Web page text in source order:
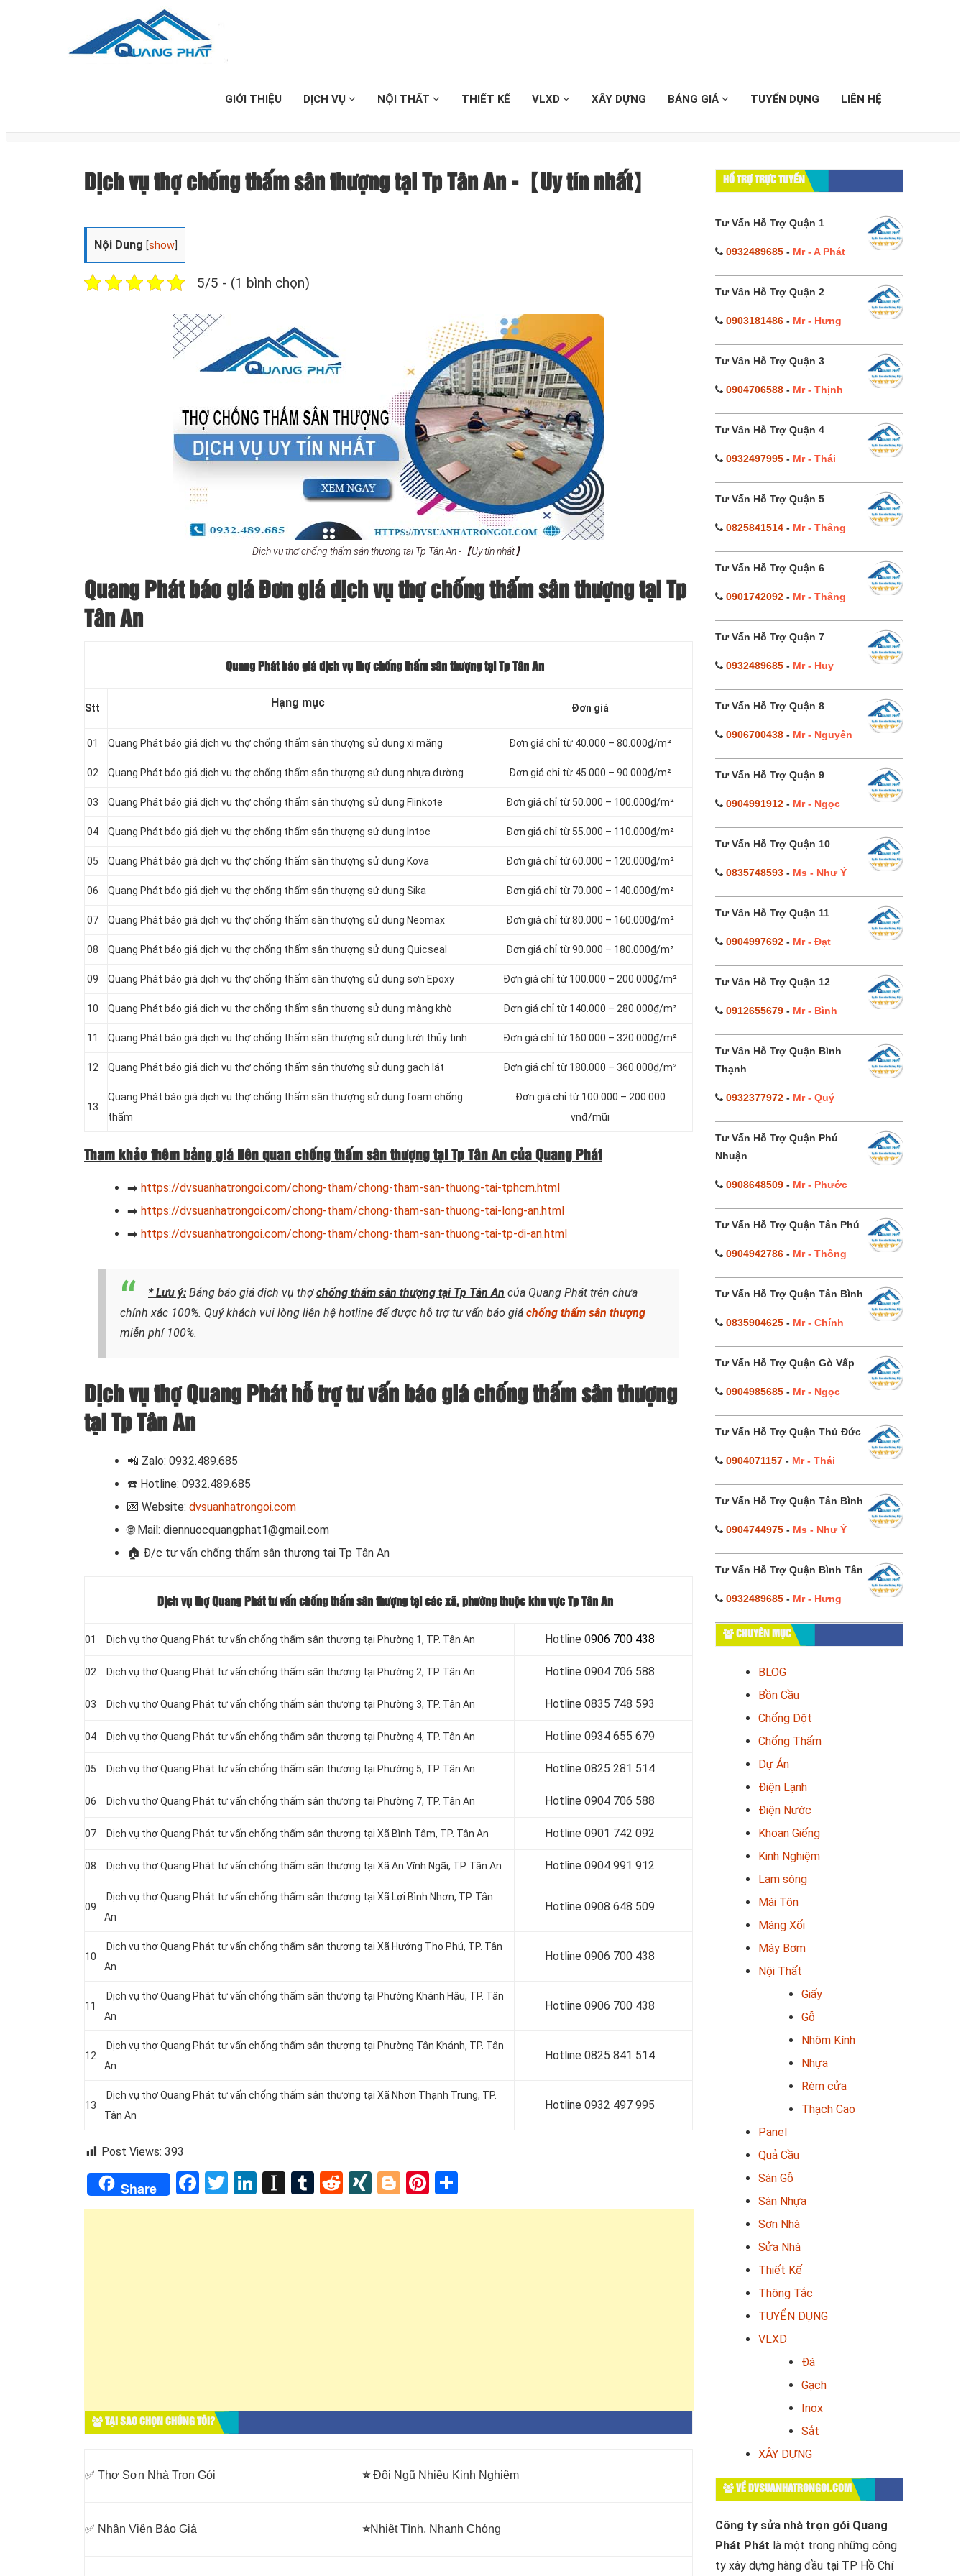
GIỚI THIỆU DỊCH VỤ NỘI THẤT THIẾT KẾ VLXD XÂY DỰNG BẢNG GIÁ TUYỂN DỤNG LIÊN HỆ
Dịch vụ thợ chống thấm sân thượng tại Tp Tân An -【Uy tín nhất】
Nội Dung [show
5/5 - (1 bình chọn)
Dịch vụ thợ chống thấm sân thượng tại Tp Tân An -【Uy tín nhất】
Quang Phát báo giá Đơn giá dịch vụ thợ chống thấm sân thượng tại Tp
Tân An
Quang Phát báo giá dịch vụ thợ chống thấm sân thượng tại Tp Tân An
Stt Hạng mục Đơn giá
01 Quang Phát báo giá dịch vụ thợ chống thấm sân thượng sử dụng xi măng Đơn giá chỉ từ 40.000 – 80.000₫/m²
02 Quang Phát báo giá dịch vụ thợ chống thấm sân thượng sử dụng nhựa đường Đơn giá chỉ từ 45.000 – 90.000₫/m²
03 Quang Phát báo giá dịch vụ thợ chống thấm sân thượng sử dụng Flinkote Đơn giá chỉ từ 50.000 – 100.000₫/m²
04 Quang Phát báo giá dịch vụ thợ chống thấm sân thượng sử dụng Intoc Đơn giá chỉ từ 55.000 – 110.000₫/m²
05 Quang Phát báo giá dịch vụ thợ chống thấm sân thượng sử dụng Kova Đơn giá chỉ từ 60.000 – 120.000₫/m²
06 Quang Phát báo giá dịch vụ thợ chống thấm sân thượng sử dụng Sika Đơn giá chỉ từ 70.000 – 140.000₫/m²
07 Quang Phát báo giá dịch vụ thợ chống thấm sân thượng sử dụng Neomax Đơn giá chỉ từ 80.000 – 160.000₫/m²
08 Quang Phát báo giá dịch vụ thợ chống thấm sân thượng sử dụng Quicseal Đơn giá chỉ từ 90.000 – 180.000₫/m²
09 Quang Phát báo giá dịch vụ thợ chống thấm sân thượng sử dụng sơn Epoxy Đơn giá chỉ từ 100.000 – 200.000₫/m²
10 Quang Phát báo giá dịch vụ thợ chống thấm sân thượng sử dụng màng khò Đơn giá chỉ từ 140.000 – 280.000₫/m²
11 Quang Phát báo giá dịch vụ thợ chống thấm sân thượng sử dụng lưới thủy tinh Đơn giá chỉ từ 160.000 – 320.000₫/m²
12 Quang Phát báo giá dịch vụ thợ chống thấm sân thượng sử dụng gạch lát Đơn giá chỉ từ 180.000 – 360.000₫/m²
13
Quang Phát báo giá dịch vụ thợ chống thấm sân thượng sử dụng foam chống
thấm
Đơn giá chỉ từ 100.000 – 200.000
vnđ/mũi
Tham khảo thêm bảng giá liên quan chống thấm sân thượng tại Tp Tân An của Quang Phát
➡️ https://dvsuanhatrongoi.com/chong-tham/chong-tham-san-thuong-tai-tphcm.html
➡️ https://dvsuanhatrongoi.com/chong-tham/chong-tham-san-thuong-tai-long-an.html
➡️ https://dvsuanhatrongoi.com/chong-tham/chong-tham-san-thuong-tai-tp-di-an.html
* Lưu ý: Bảng báo giá dịch vụ thợchống thấm sân thượng tại Tp Tân An của Quang Phát trên chưa
chính xác 100%. Quý khách vui lòng liên hệ hotline để được hỗ trợ tư vấn báo giá chống thấm sân thượng
miễn phí 100%.
Dịch vụ thợ Quang Phát hỗ trợ tư vấn báo giá chống thấm sân thượng
tại Tp Tân An
📲 Zalo: 0932.489.685
☎️ Hotline: 0932.489.685
💌 Website: dvsuanhatrongoi.com
🌐 Mail: diennuocquangphat1@gmail.com
🏠 Đ/c tư vấn chống thấm sân thượng tại Tp Tân An
Dịch vụ thợ Quang Phát tư vấn chống thấm sân thượng tại các xã, phường thuộc khu vực Tp Tân An
01 Dịch vụ thợ Quang Phát tư vấn chống thấm sân thượng tại Phường 1, TP. Tân An Hotline 0906 700 438
02 Dịch vụ thợ Quang Phát tư vấn chống thấm sân thượng tại Phường 2, TP. Tân An Hotline 0904 706 588
03 Dịch vụ thợ Quang Phát tư vấn chống thấm sân thượng tại Phường 3, TP. Tân An Hotline 0835 748 593
04 Dịch vụ thợ Quang Phát tư vấn chống thấm sân thượng tại Phường 4, TP. Tân An Hotline 0934 655 679
05 Dịch vụ thợ Quang Phát tư vấn chống thấm sân thượng tại Phường 5, TP. Tân An Hotline 0825 281 514
06 Dịch vụ thợ Quang Phát tư vấn chống thấm sân thượng tại Phường 7, TP. Tân An Hotline 0904 706 588
07 Dịch vụ thợ Quang Phát tư vấn chống thấm sân thượng tại Xã Bình Tâm, TP. Tân An Hotline 0901 742 092
08 Dịch vụ thợ Quang Phát tư vấn chống thấm sân thượng tại Xã An Vĩnh Ngãi, TP. Tân An Hotline 0904 991 912
09
Dịch vụ thợ Quang Phát tư vấn chống thấm sân thượng tại Xã Lợi Bình Nhơn, TP. Tân
An
Hotline 0908 648 509
10
Dịch vụ thợ Quang Phát tư vấn chống thấm sân thượng tại Xã Hướng Thọ Phú, TP. Tân
An
Hotline 0906 700 438
11
Dịch vụ thợ Quang Phát tư vấn chống thấm sân thượng tại Phường Khánh Hậu, TP. Tân
An
Hotline 0906 700 438
12
Dịch vụ thợ Quang Phát tư vấn chống thấm sân thượng tại Phường Tân Khánh, TP. Tân
An
Hotline 0825 841 514
13
Dịch vụ thợ Quang Phát tư vấn chống thấm sân thượng tại Xã Nhơn Thạnh Trung, TP.
Tân An
Hotline 0932 497 995
Post Views: 393
Share Facebook
Twitter
LinkedIn
Instapaper
Tumblr
RedditXINGBloggerPinterest
TẠI SAO CHỌN CHÚNG TÔI?
✅ Thợ Sơn Nhà Trọn Gói ⭐Đội Ngũ Nhiều Kinh Nghiệm
✅ Nhân Viên Báo Giá ⭐Nhiệt Tình, Nhanh Chóng
HỔ TRỢ TRỰC TUYẾN
Tư Vấn Hỗ Trợ Quận 1
0932489685- Mr - A Phát
Tư Vấn Hỗ Trợ Quận 2
0903181486- Mr - Hưng
Tư Vấn Hỗ Trợ Quận 3
0904706588- Mr - Thịnh
Tư Vấn Hỗ Trợ Quận 4
0932497995- Mr - Thái
Tư Vấn Hỗ Trợ Quận 5
0825841514- Mr - Thắng
Tư Vấn Hỗ Trợ Quận 6
0901742092- Mr - Thắng
Tư Vấn Hỗ Trợ Quận 7
0932489685- Mr - Huy
Tư Vấn Hỗ Trợ Quận 8
0906700438- Mr - Nguyên
Tư Vấn Hỗ Trợ Quận 9
0904991912- Mr - Ngọc
Tư Vấn Hỗ Trợ Quận 10
0835748593- Ms - Như Ý
Tư Vấn Hỗ Trợ Quận 11
0904997692- Mr - Đạt
Tư Vấn Hỗ Trợ Quận 12
0912655679- Mr - Bình
Tư Vấn Hỗ Trợ Quận Bình
Thạnh
0932377972- Mr - Quý
Tư Vấn Hỗ Trợ Quận Phú
Nhuận
0908648509- Mr - Phước
Tư Vấn Hỗ Trợ Quận Tân Phú
0904942786- Mr - Thông
Tư Vấn Hỗ Trợ Quận Tân Bình
0835904625- Mr - Chính
Tư Vấn Hỗ Trợ Quận Gò Vấp
0904985685- Mr - Ngọc
Tư Vấn Hỗ Trợ Quận Thủ Đức
0904071157- Mr - Thái
Tư Vấn Hỗ Trợ Quận Tân Bình
0904744975- Ms - Như Ý
Tư Vấn Hỗ Trợ Quận Bình Tân
0932489685- Mr - Hưng
CHUYÊN MỤC
BLOG
Bồn Cầu
Chống Dột
Chống Thấm
Dự Án
Điện Lạnh
Điện Nước
Khoan Giếng
Kinh Nghiệm
Lam sóng
Mái Tôn
Máng Xối
Máy Bơm
Nội Thất
Giấy
Gỗ
Nhôm Kính
Nhựa
Rèm cửa
Thạch Cao
Panel
Quả Cầu
Sàn Gỗ
Sàn Nhựa
Sơn Nhà
Sửa Nhà
Thiết Kế
Thông Tắc
TUYỂN DỤNG
VLXD
Đá
Gạch
Inox
Sắt
XÂY DỰNG
VỀ DVSUANHATRONGOI.COM
Công ty sửa nhà trọn gói Quang
Phát Phát là một trong những công
ty xây dựng hàng đầu tại TP Hồ Chí